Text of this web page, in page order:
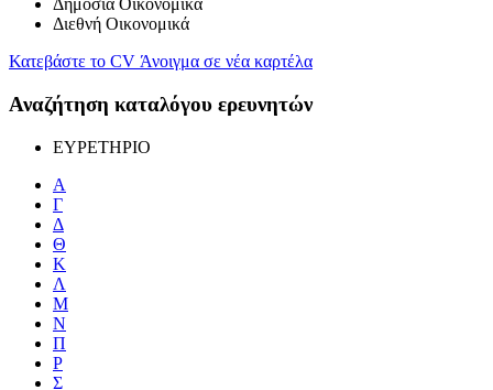
Δημόσια Οικονομικά
Διεθνή Οικονομικά
Κατεβάστε το CV Άνοιγμα σε νέα καρτέλα
Αναζήτηση καταλόγου ερευνητών
ΕΥΡΕΤΗΡΙΟ
Α
Γ
Δ
Θ
Κ
Λ
Μ
Ν
Π
Ρ
Σ